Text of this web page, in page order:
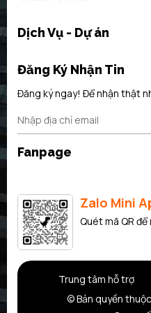
Dịch Vụ - Dự án
Đăng Ký Nhận Tin
Đăng ký ngay! Để nhận thật
Fanpage
Zalo Mini
Quét mã QR
Trung tâm hỗ trợ
© Bản quyền